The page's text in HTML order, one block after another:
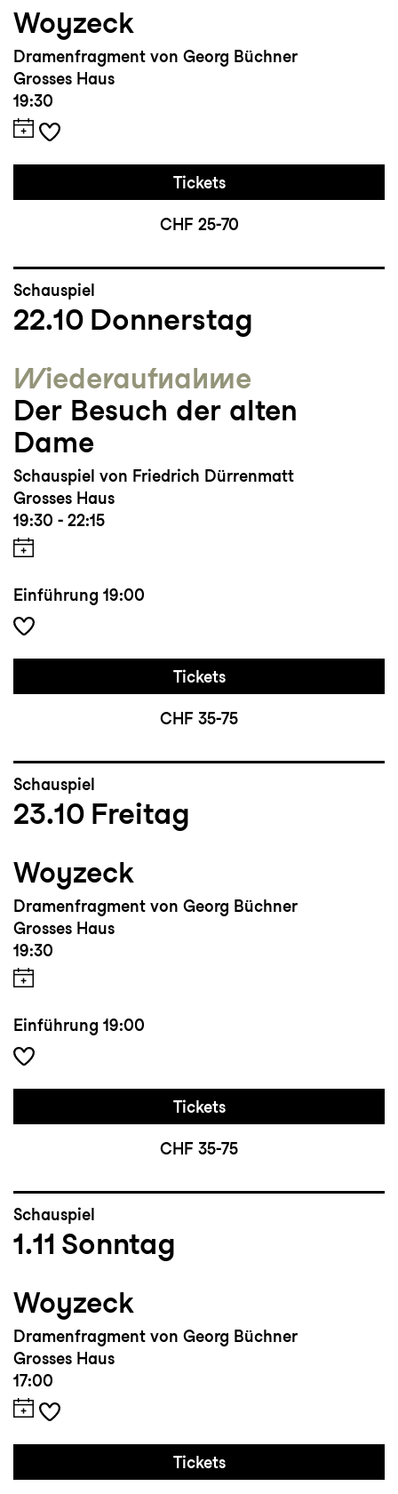
Woyzeck
Dramenfragment von Georg Büchner
Grosses Haus
19:30
Tickets
CHF 25-70
Schauspiel
22.10 Donnerstag
Wieder­aufnahme
Der Besuch der alten
Dame
Schauspiel von Friedrich Dürrenmatt
Grosses Haus
19:30 - 22:15
Einführung 19:00
Tickets
CHF 35-75
Schauspiel
23.10 Freitag
Woyzeck
Dramenfragment von Georg Büchner
Grosses Haus
19:30
Einführung 19:00
Tickets
CHF 35-75
Schauspiel
1.11 Sonntag
Woyzeck
Dramenfragment von Georg Büchner
Grosses Haus
17:00
Tickets